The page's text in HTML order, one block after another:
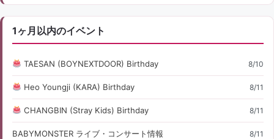
1ヶ月以内のイベント
TAESAN (BOYNEXTDOOR) Birthday 8/10
Heo Youngji (KARA) Birthday 8/11
CHANGBIN (Stray Kids) Birthday 8/11
BABYMONSTER ライブ・コンサート情報 8/11